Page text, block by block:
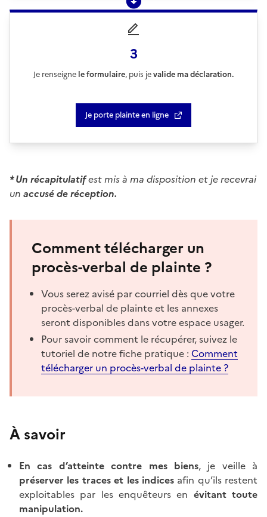
3
Je renseigne le formulaire, puis jevalide ma déclaration.
Je porte plainte en ligne
* Un récapitulatifest mis à ma disposition et je recevrai
un accusé de réception.
Comment télécharger un
procès-verbal de plainte ?
Vous serez avisé par courriel dès que votre
procès-verbal de plainte et les annexes
seront disponibles dans votre espace usager.
Pour savoir comment le récupérer, suivez le
tutoriel de notre fiche pratique : Comment
télécharger un procès-verbal de plainte ?
À savoir
En cas d’atteinte contre mes biens, je veille à
préserver les traces et les indicesafin qu’ils restent
exploitables par les enquêteurs en évitant toute
manipulation.